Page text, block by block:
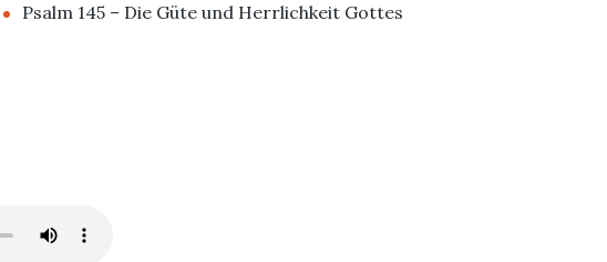
Psalm 145 – Die Güte und Herrlichkeit Gottes